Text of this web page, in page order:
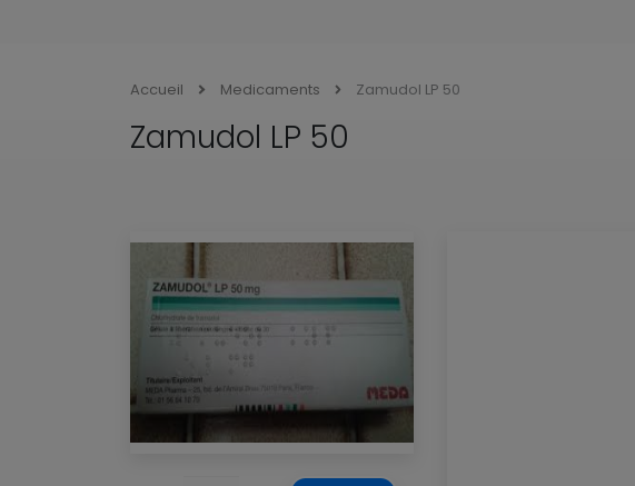
Accueil Medicaments Zamudol LP 50
Zamudol LP 50